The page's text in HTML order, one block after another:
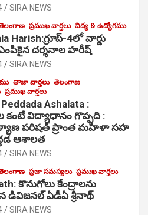
SIRA NEWS
ప్రముఖ వార్తలు విద్య & ఉద్యోగము
Harish:గ్రూప్-4లో వార్డు
దర్శనాల హరీష్
SIRA NEWS
తాజా వార్తలు తెలంగాణ
ప్రముఖ వార్తలు
Ashalata :
విద్యాధానం గొప్పది :
పరిషత్ ప్రాంత మహిళా సహ
ఆశాలత
SIRA NEWS
ప్రజా సమస్యలు ప్రముఖ వార్తలు
కొనుగోలు కేంద్రాల‌ను
డివిజనల్ ఏడీఏ శ్రీనాథ్
SIRA NEWS